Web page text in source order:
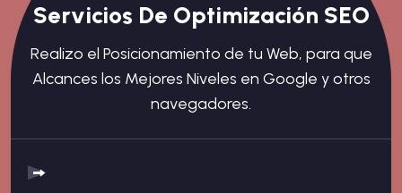
Servicios De Optimización SEO
Realizo el Posicionamiento de tu Web, para que
Alcances los Mejores Niveles en Google y otros
navegadores.